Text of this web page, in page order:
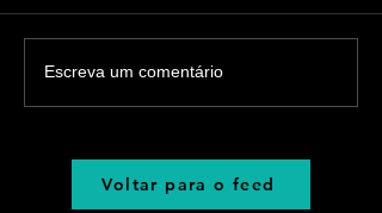
Escreva um comentário
Voltar para o feed